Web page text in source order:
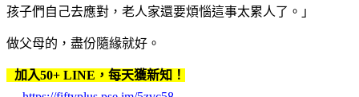
孩子們自己去應對，老人家還要煩惱這事太累人了。」
做父母的，盡份隨緣就好。
加入50+ LINE，每天獲新知！